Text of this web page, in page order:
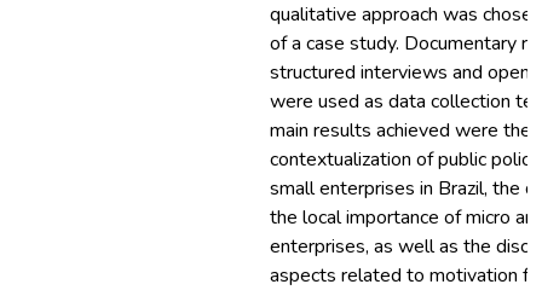
qualitative approach was
of a case study. Documentary
structured interviews and open
were used as data collection
main results achieved were the
contextualization of public
small enterprises in Brazil, the
the local importance of micro
enterprises, as well as the
aspects related to motivation